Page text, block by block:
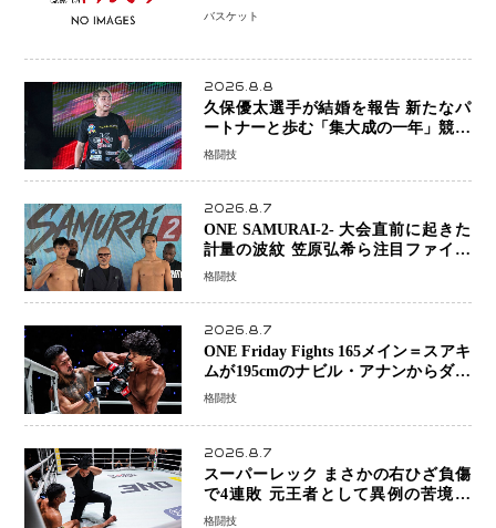
ーがWNBAドラフト参戦を表明「参加
バスケット
2026.8.8
久保優太選手が結婚を報告 新たなパ
ートナーと歩む「集大成の一年」競技
生活を支える存在に感謝
格闘技
2026.8.7
ONE SAMURAI-2- 大会直前に起きた
計量の波紋 笠原弘希ら注目ファイタ
ーは契約体重で決戦へ、山本歩夢と平
格闘技
2026.8.7
ONE Friday Fights 165メイン＝スアキ
ムが195cmのナビル・アナンからダウ
ン奪取！猛反撃を耐え抜き判定勝利、
格闘技
2026.8.7
スーパーレック まさかの右ひざ負傷
で4連敗 元王者として異例の苦境…
「アクシデント」でも消えない危険信
格闘技